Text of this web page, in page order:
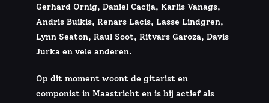
Gerhard Ornig, Daniel Cacija, Karlis Vanags,
Andris Buikis, Renars Lacis, Lasse Lindgren,
Lynn Seaton, Raul Soot, Ritvars Garoza, Davis
Jurka en vele anderen.
Op dit moment woont de gitarist en
componist in Maastricht en is hij actief als